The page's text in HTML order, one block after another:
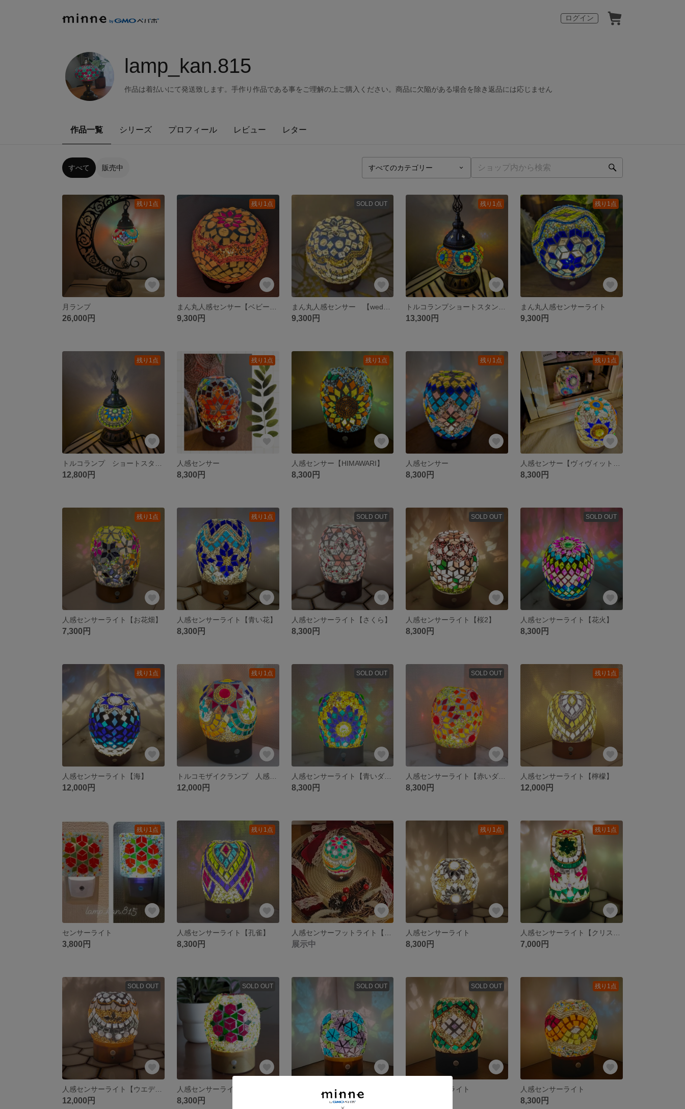
ログイン
lamp_kan.815
作品は着払いにて発送致します。手作り作品である事をご理解の上ご購入ください。商品に欠陥がある場合を除き返品には応じません
作品一覧 シリーズ プロフィール レビュー レター
すべて 販売中
残り1点
月ランプ
26,000円
残り1点
9,300円
SOLD OUT
9,300円
残り1点
13,300円
残り1点
まん丸人感センサーライト
9,300円
残り1点
12,800円
残り1点
人感センサー
8,300円
残り1点
人感センサー【HIMAWARI】
8,300円
残り1点
人感センサー
8,300円
残り1点
8,300円
残り1点
人感センサーライト【お花畑】
7,300円
残り1点
人感センサーライト【青い花】
8,300円
SOLD OUT
人感センサーライト【さくら】
8,300円
SOLD OUT
人感センサーライト【桜2】
8,300円
SOLD OUT
人感センサーライト【花火】
8,300円
残り1点
人感センサーライト【海】
12,000円
残り1点
トルコモザイクランプ 人感センサーライト
12,000円
SOLD OUT
人感センサーライト【青いダリア】
8,300円
SOLD OUT
8,300円
残り1点
人感センサーライト【檸檬】
12,000円
残り1点
センサーライト
3,800円
残り1点
人感センサーライト【孔雀】
8,300円 展示中
残り1点
人感センサーライト
8,300円
残り1点
7,000円
SOLD OUT
12,000円
SOLD OUT
人感センサーライト
8,300円
SOLD OUT
人感センサーライト 朝顔
SOLD OUT
人感センサーライト
残り1点
人感センサーライト
8,300円